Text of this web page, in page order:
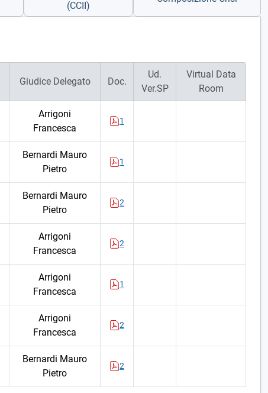
(CCII)
Giudice Delegato Doc.
Ud.
Ver.SP
Virtual Data
Room
Arrigoni
Francesca
1
Bernardi Mauro
Pietro
1
Bernardi Mauro
Pietro
2
Arrigoni
Francesca
2
Arrigoni
Francesca
1
Arrigoni
Francesca
2
Bernardi Mauro
Pietro
2